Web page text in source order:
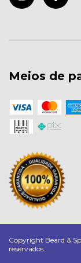
Meios de
Copyright Beard &
reservados.